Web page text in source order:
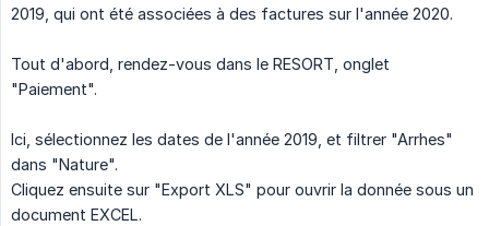
2019, qui ont été associées à des factures sur l'année 2020.
Tout d'abord, rendez-vous dans le RESORT, onglet
"Paiement".
Ici, sélectionnez les dates de l'année 2019, et filtrer "Arrhes"
dans "Nature".
Cliquez ensuite sur "Export XLS" pour ouvrir la donnée sous un
document EXCEL.